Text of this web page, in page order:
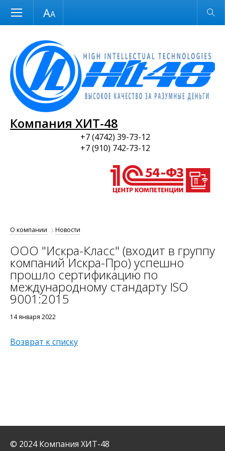
Размер шрифта Обычная версия
Компания ХИТ-48
+7 (4742) 39-73-12
+7 (910) 742-73-12
О компании Новости
ООО "Искра-Класс" (входит в группу
компаний Искра-Про) успешно
прошло сертификацию по
международному стандарту ISO
9001:2015
14 января 2022
Возврат к списку
© 2024 Компания ХИТ-48